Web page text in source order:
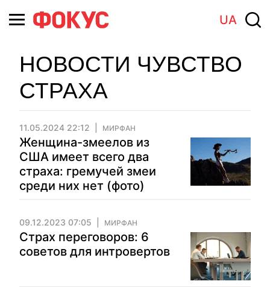
UA
НОВОСТИ ЧУВСТВО
СТРАХА
11.05.2024 22:12 МИРФАН
Женщина-змеелов из
США имеет всего два
страха: гремучей змеи
среди них нет (фото)
09.12.2023 07:05 МИРФАН
Страх переговоров: 6
советов для интровертов